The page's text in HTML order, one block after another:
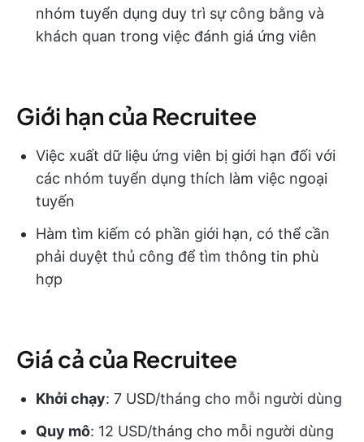
nhóm tuyển dụng duy trì sự công bằng và
khách quan trong việc đánh giá ứng viên
Giới hạn của Recruitee
Việc xuất dữ liệu ứng viên bị giới hạn đối với
các nhóm tuyển dụng thích làm việc ngoại
tuyến
Hàm tìm kiếm có phần giới hạn, có thể cần
phải duyệt thủ công để tìm thông tin phù
hợp
Giá cả của Recruitee
Khởi chạy: 7 USD/tháng cho mỗi người dùng
Quy mô: 12 USD/tháng cho mỗi người dùng